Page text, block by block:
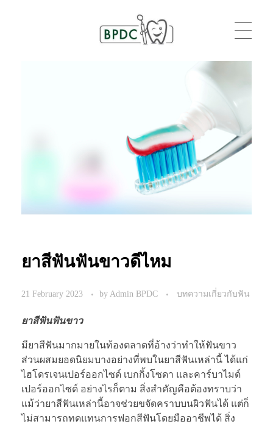
ยาสีฟันฟันขาวดีไหม
21 February 2023 by Admin BPDC บทความเกี่ยวกับฟัน
ยาสีฟันฟันขาว
มียาสีฟันมากมายในท้องตลาดที่อ้างว่าทำให้ฟันขาว
ส่วนผสมยอดนิยมบางอย่างที่พบในยาสีฟันเหล่านี้ ได้แก่
ไฮโดรเจนเปอร์ออกไซด์ เบกกิ้งโซดา และคาร์บาไมด์
เปอร์ออกไซด์ อย่างไรก็ตาม สิ่งสำคัญคือต้องทราบว่า
แม้ว่ายาสีฟันเหล่านี้อาจช่วยขจัดคราบบนผิวฟันได้ แต่ก็
ไม่สามารถทดแทนการฟอกสีฟันโดยมืออาชีพได้ สิ่ง